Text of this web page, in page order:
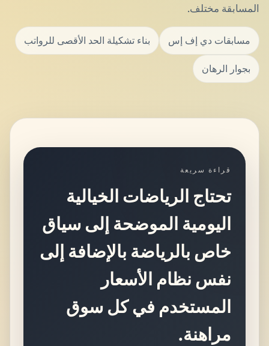
المسابقة مختلف.
مسابقات دي إف إس بناء تشكيلة الحد الأقصى للرواتب
بجوار الرهان
قراءة سريعة
تحتاج الرياضات الخيالية
اليومية الموضحة إلى سياق
خاص بالرياضة بالإضافة إلى
نفس نظام الأسعار
المستخدم في كل سوق
مراهنة.